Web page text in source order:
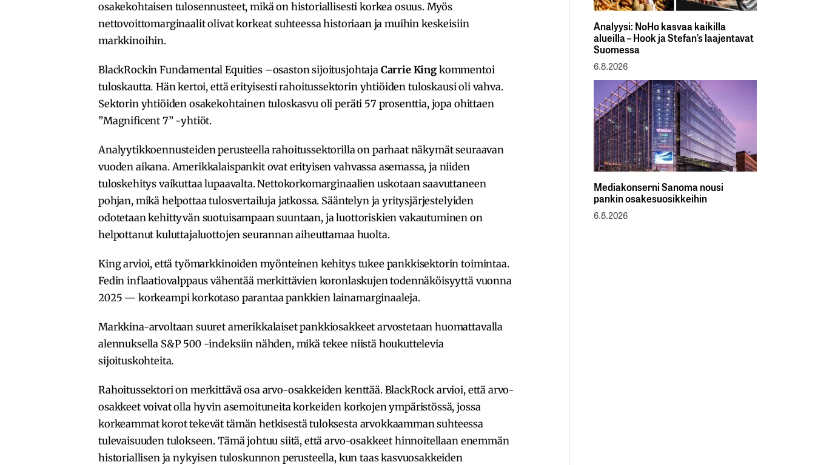
osakekohtaisen tulosennusteet, mikä on historiallisesti korkea osuus. Myös
nettovoittomarginaalit olivat korkeat suhteessa historiaan ja muihin keskeisiin
markkinoihin.
BlackRockin Fundamental Equities–osaston sijoitusjohtaja Carrie King kommentoi
tuloskautta. Hän kertoi, ettäerityisesti rahoitussektorin yhtiöiden tuloskausi oli vahva.
Sektorin yhtiöiden osakekohtainen tuloskasvu oli peräti 57 prosenttia, jopa ohittaen
”Magnificent 7” -yhtiöt.
Analyytikkoennusteiden perusteella rahoitussektorilla on parhaat näkymät seuraavan
vuoden aikana. Amerikkalaispankit ovat erityisen vahvassa asemassa, ja niiden
tuloskehitys vaikuttaa lupaavalta. Nettokorkomarginaalien uskotaan saavuttaneen
pohjan, mikä helpottaa tulosvertailuja jatkossa. Sääntelyn ja yritysjärjestelyiden
odotetaan kehittyvän suotuisampaan suuntaan, ja luottoriskien vakautuminen on
helpottanut kuluttajaluottojen seurannan aiheuttamaa huolta.
King arvioi, että työmarkkinoiden myönteinen kehitys tukee pankkisektorin toimintaa.
Fedin inflaatiovalppaus vähentää merkittävien koronlaskujen todennäköisyyttä vuonna
2025 — korkeampi korkotaso parantaa pankkien lainamarginaaleja.
Markkina-arvoltaan suuret amerikkalaiset pankkiosakkeet arvostetaan huomattavalla
alennuksella S&P 500 -indeksiin nähden, mikä tekee niistä houkuttelevia
sijoituskohteita.
Rahoitussektori on merkittävä osa arvo-osakkeiden kenttää. BlackRock arvioi, että arvo-
osakkeet voivat olla hyvin asemoituneita korkeiden korkojen ympäristössä, jossa
korkeammat korot tekevät tämän hetkisestä tuloksesta arvokkaamman suhteessa
tulevaisuuden tulokseen. Tämä johtuu siitä, että arvo-osakkeet hinnoitellaan enemmän
historiallisen ja nykyisen tuloskunnon perusteella, kun taas kasvuosakkeiden
Analyysi: NoHo kasvaa kaikilla
alueilla – Hook ja Stefan’s laajentavat
Suomessa
6.8.2026
Mediakonserni Sanoma nousi
pankin osakesuosikkeihin
6.8.2026